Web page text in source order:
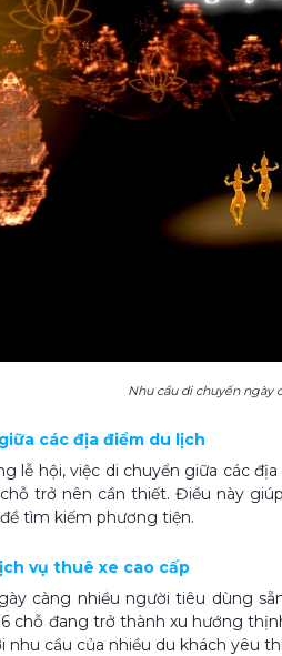
Nhu cầu di chuyển ngày
các địa điểm du lịch
lễ hội, việc di chuyển giữa các
trở nên cần thiết. Điều này
tìm kiếm phương tiện.
vụ thuê xe cao cấp
càng nhiều người tiêu dùng
chỗ đang trở thành xu hướng
nhu cầu của nhiều du khách yêu